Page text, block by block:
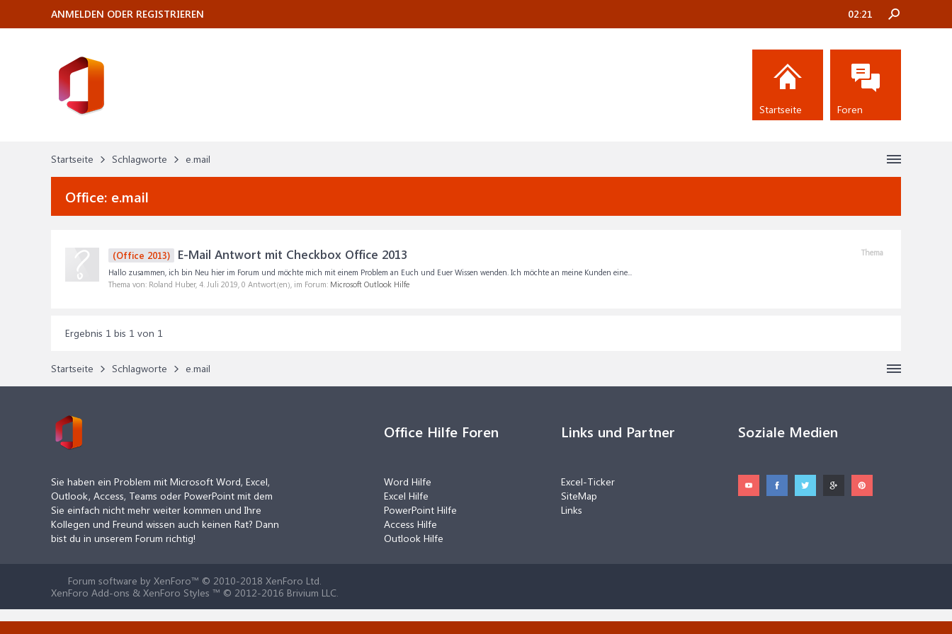
Startseite Schlagworte e.mail
Office: e.mail
Thema
(Office 2013) E-Mail Antwort mit Checkbox Office 2013
Hallo zusammen, ich bin Neu hier im Forum und möchte mich mit einem Problem an Euch und Euer Wissen wenden. Ich möchte an meine Kunden eine...
Thema von: Roland Huber, 4. Juli 2019, 0 Antwort(en), im Forum: Microsoft Outlook Hilfe
Ergebnis 1 bis 1 von 1
Startseite Schlagworte e.mail
ANMELDEN ODER REGISTRIEREN 02:21
Startseite Foren
Sie haben ein Problem mit Microsoft Word, Excel,
Outlook, Access, Teams oder PowerPoint mit dem
Sie einfach nicht mehr weiter kommen und Ihre
Kollegen und Freund wissen auch keinen Rat? Dann
bist du in unserem Forum richtig!
Office Hilfe Foren
Word Hilfe
Excel Hilfe
PowerPoint Hilfe
Access Hilfe
Outlook Hilfe
Links und Partner
Excel-Ticker
SiteMap
Links
Soziale Medien
Forum software by XenForo™ © 2010-2018 XenForo Ltd.
XenForo Add-ons & XenForo Styles ™ © 2012-2016 Brivium LLC.